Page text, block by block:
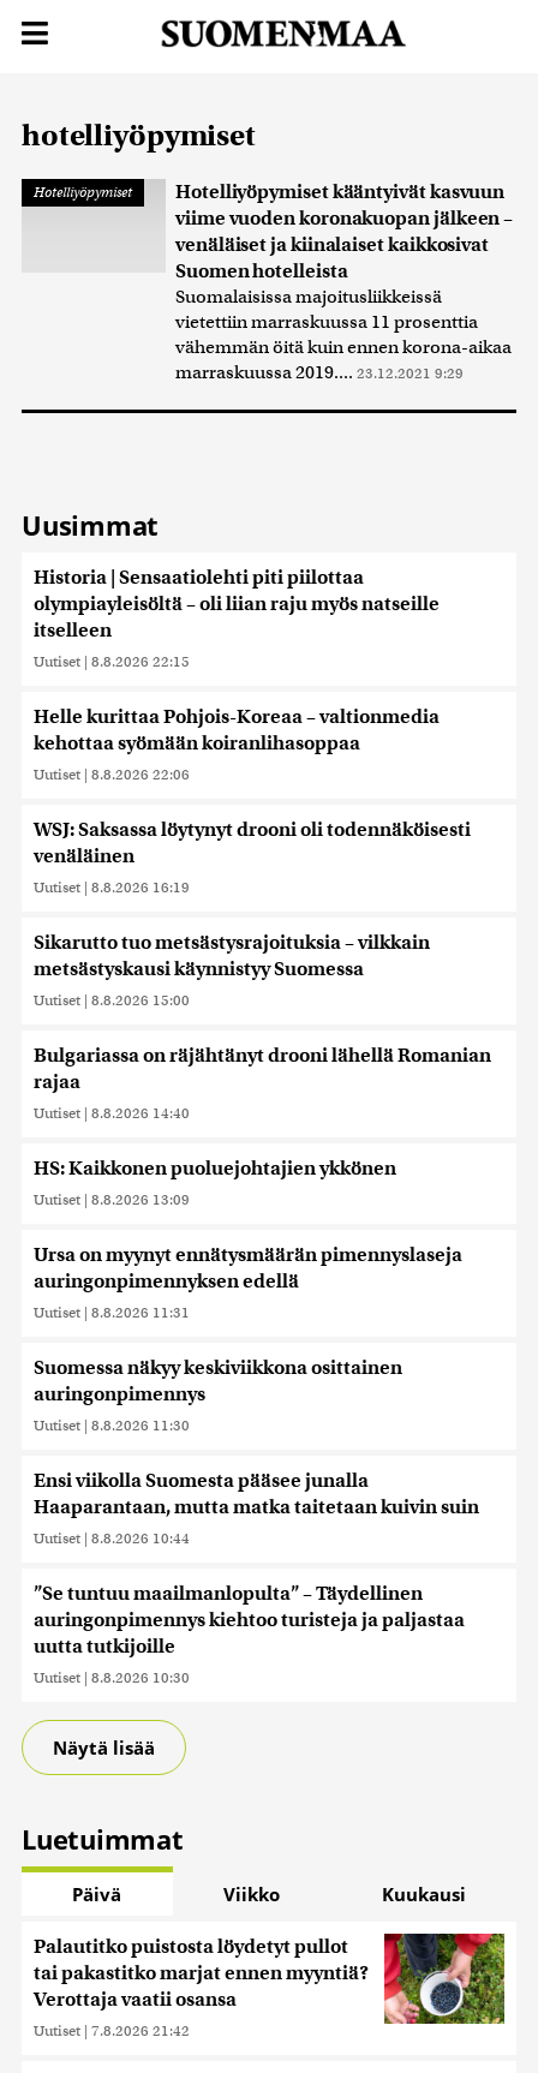
hotelliyöpymiset
Hotelliyöpymiset
Hotelliyöpymiset kääntyivät kasvuun
viime vuoden koronakuopan jälkeen –
venäläiset ja kiinalaiset kaikkosivat
Suomen hotelleista
Suomalaisissa majoitusliikkeissä
vietettiin marraskuussa 11 prosenttia
vähemmän öitä kuin ennen korona-aikaa
marraskuussa 2019.... 23.12.2021 9:29
Uusimmat
Historia | Sensaatiolehti piti piilottaa
olympiayleisöltä – oli liian raju myös natseille
itselleen
Uutiset | 8.8.2026 22:15
Helle kurittaa Pohjois-Koreaa – valtionmedia
kehottaa syömään koiranlihasoppaa
Uutiset | 8.8.2026 22:06
WSJ: Saksassa löytynyt drooni oli todennäköisesti
venäläinen
Uutiset | 8.8.2026 16:19
Sikarutto tuo metsästysrajoituksia – vilkkain
metsästyskausi käynnistyy Suomessa
Uutiset | 8.8.2026 15:00
Bulgariassa on räjähtänyt drooni lähellä Romanian
rajaa
Uutiset | 8.8.2026 14:40
HS: Kaikkonen puoluejohtajien ykkönen
Uutiset | 8.8.2026 13:09
Ursa on myynyt ennätysmäärän pimennyslaseja
auringonpimennyksen edellä
Uutiset | 8.8.2026 11:31
Suomessa näkyy keskiviikkona osittainen
auringonpimennys
Uutiset | 8.8.2026 11:30
Ensi viikolla Suomesta pääsee junalla
Haaparantaan, mutta matka taitetaan kuivin suin
Uutiset | 8.8.2026 10:44
”Se tuntuu maailmanlopulta” – Täydellinen
auringonpimennys kiehtoo turisteja ja paljastaa
uutta tutkijoille
Uutiset | 8.8.2026 10:30
Näytä lisää
Luetuimmat
Päivä Viikko Kuukausi
Palautitko puistosta löydetyt pullot
tai pakastitko marjat ennen myyntiä?
Verottaja vaatii osansa
Uutiset | 7.8.2026 21:42